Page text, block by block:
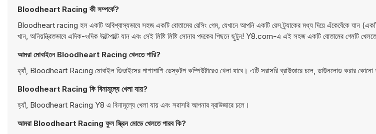
Bloodheart Racing কী সম্পর্কে?
Bloodheart racing হল একটি অবিশ্বাস্যভাবে সহজ একটি বোতামের রেসিং গেম, যেখানে আপনি একটি রেস ট্র্যাকের মধ্য দিয়ে এঁকেবেঁকে যান
খান, অনিয়ন্ত্রিতভাবে এদিক-ওদিক উল্টেপাল্টে যান এবং সেই মিষ্টি মিষ্টি সোনার পদকের পিছনে ছুটুন! Y8.com-এ এই সহজ একটি বোতামের গেমটি
আমরা মোবাইলে Bloodheart Racing খেলতে পারি?
হ্যাঁ, Bloodheart Racing মোবাইল ডিভাইসের পাশাপাশি ডেস্কটপ কম্পিউটারেও খেলা যাবে। এটি সরাসরি ব্রাউজারে চলে, ডাউনলোড করার
Bloodheart Racing কি বিনামূল্যে খেলা যায়?
হ্যাঁ, Bloodheart Racing Y8 এ বিনামূল্যে খেলা যায় এবং সরাসরি আপনার ব্রাউজারে চলে।
আমরা Bloodheart Racing ফুল স্ক্রিন মোডে খেলতে পারব কি?